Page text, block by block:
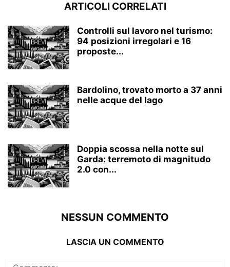
ARTICOLI CORRELATI
Controlli sul lavoro nel turismo:
94 posizioni irregolari e 16
proposte...
Bardolino, trovato morto a 37 anni
nelle acque del lago
Doppia scossa nella notte sul
Garda: terremoto di magnitudo
2.0 con...
NESSUN COMMENTO
LASCIA UN COMMENTO